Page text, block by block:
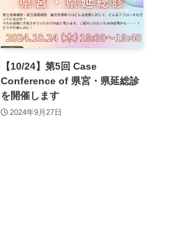
【10/24】第5回 Case
Conference of 県宮・県延総診
を開催します
2024年9月27日